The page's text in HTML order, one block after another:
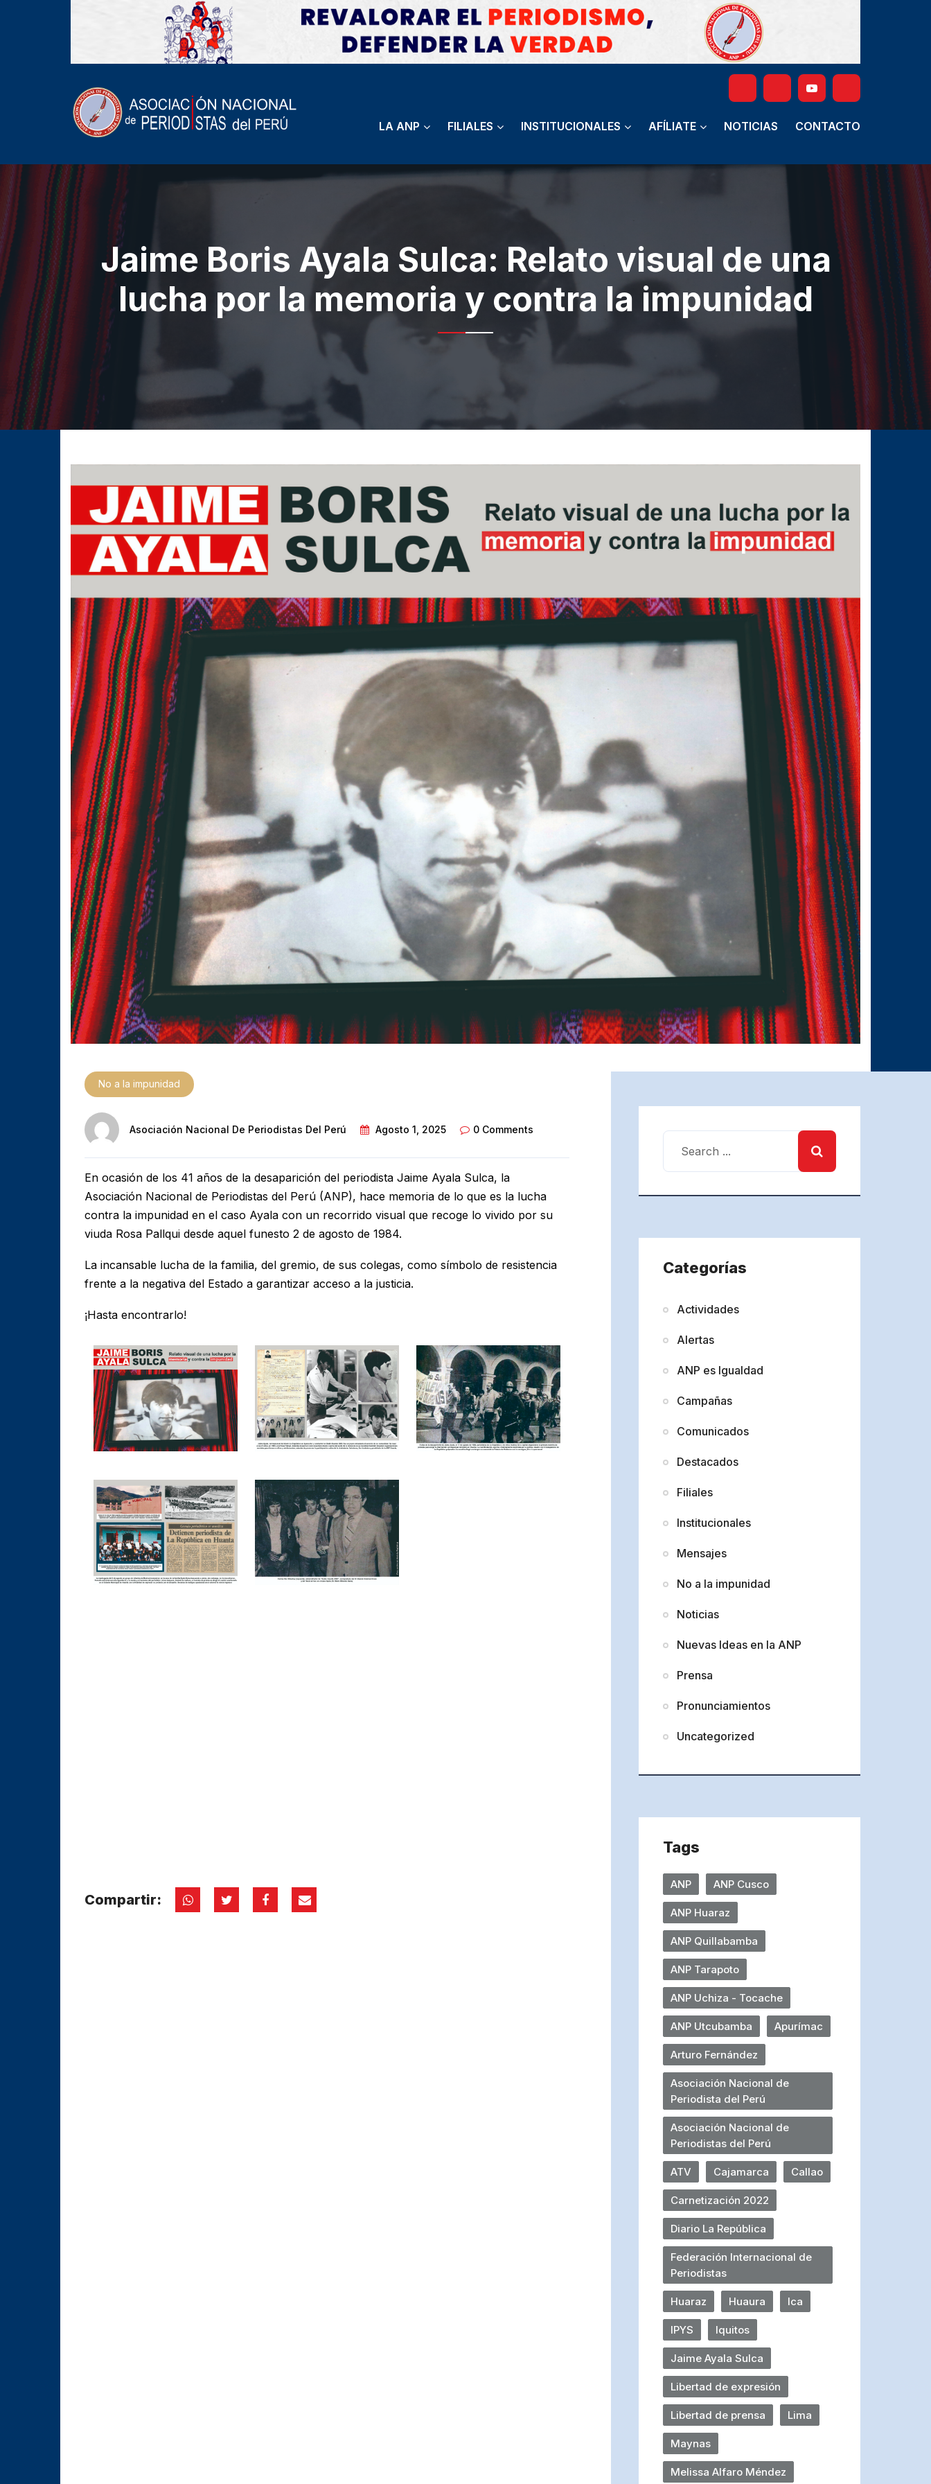
LA ANP FILIALES INSTITUCIONALES AFÍLIATE NOTICIAS CONTACTO
Jaime Boris Ayala Sulca: Relato visual de una
lucha por la memoria y contra la impunidad
No a la impunidad
Asociación Nacional De Periodistas Del Perú Agosto 1, 2025 0 Comments
En ocasión de los 41 años de la desaparición del periodista Jaime Ayala Sulca, la
Asociación Nacional de Periodistas del Perú (ANP), hace memoria de lo que es la lucha
contra la impunidad en el caso Ayala con un recorrido visual que recoge lo vivido por su
viuda Rosa Pallqui desde aquel funesto 2 de agosto de 1984.
La incansable lucha de la familia, del gremio, de sus colegas, como símbolo de resistencia
frente a la negativa del Estado a garantizar acceso a la justicia.
¡Hasta encontrarlo!
Compartir:
Categorías
Actividades
Alertas
ANP es Igualdad
Campañas
Comunicados
Destacados
Filiales
Institucionales
Mensajes
No a la impunidad
Noticias
Nuevas Ideas en la ANP
Prensa
Pronunciamientos
Uncategorized
Tags
ANP ANP Cusco
ANP Huaraz
ANP Quillabamba
ANP Tarapoto
ANP Uchiza - Tocache
ANP Utcubamba Apurímac
Arturo Fernández
Asociación Nacional de
Periodista del Perú
Asociación Nacional de
Periodistas del Perú
ATV Cajamarca Callao
Carnetización 2022
Diario La República
Federación Internacional de
Periodistas
Huaraz Huaura Ica
IPYS Iquitos
Jaime Ayala Sulca
Libertad de expresión
Libertad de prensa Lima
Maynas
Melissa Alfaro Méndez